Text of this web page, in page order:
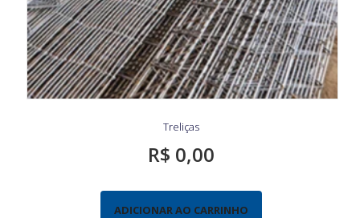
Treliças
R$ 0,00
ADICIONAR AO CARRINHO